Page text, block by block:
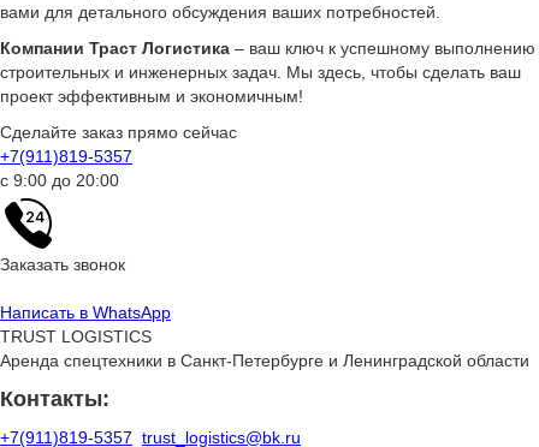
вами для детального обсуждения ваших потребностей.
Компании Траст Логистика – ваш ключ к успешному выполнению
строительных и инженерных задач. Мы здесь, чтобы сделать ваш
проект эффективным и экономичным!
Сделайте заказ прямо сейчас
+7(911)819-5357
с 9:00 до 20:00
Заказать звонок
Написать в WhatsApp
TRUST LOGISTICS
Аренда спецтехники в Санкт-Петербурге и Ленинградской области
Контакты:
+7(911)819-5357 trust_logistics@bk.ru